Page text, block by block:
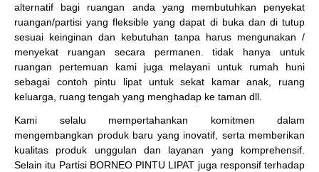
alternatif bagi ruangan anda yang membutuhkan penyekat
ruangan/partisi yang fleksible yang dapat di buka dan di tutup
sesuai keinginan dan kebutuhan tanpa harus mengunakan /
menyekat ruangan secara permanen. tidak hanya untuk
ruangan pertemuan kami juga melayani untuk rumah huni
sebagai contoh pintu lipat untuk sekat kamar anak, ruang
keluarga, ruang tengah yang menghadap ke taman dll.
Kami selalu mempertahankan komitmen dalam
mengembangkan produk baru yang inovatif, serta memberikan
kualitas produk unggulan dan layanan yang komprehensif.
Selain itu Partisi BORNEO PINTU LIPAT juga responsif terhadap